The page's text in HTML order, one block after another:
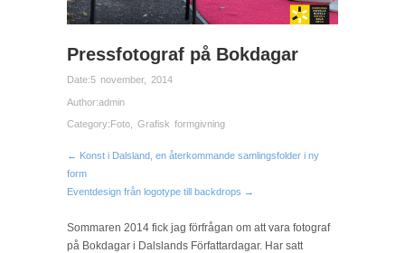
Pressfotograf på Bokdagar
Date:5 november, 2014
Author:admin
Category:Foto Grafisk formgivning
← Konst i Dalsland, en återkommande samlingsfolder i ny
form
Eventdesign från logotype till backdrops →
Sommaren 2014 fick jag förfrågan om att vara fotograf
på Bokdagar i Dalslands Författardagar. Har satt